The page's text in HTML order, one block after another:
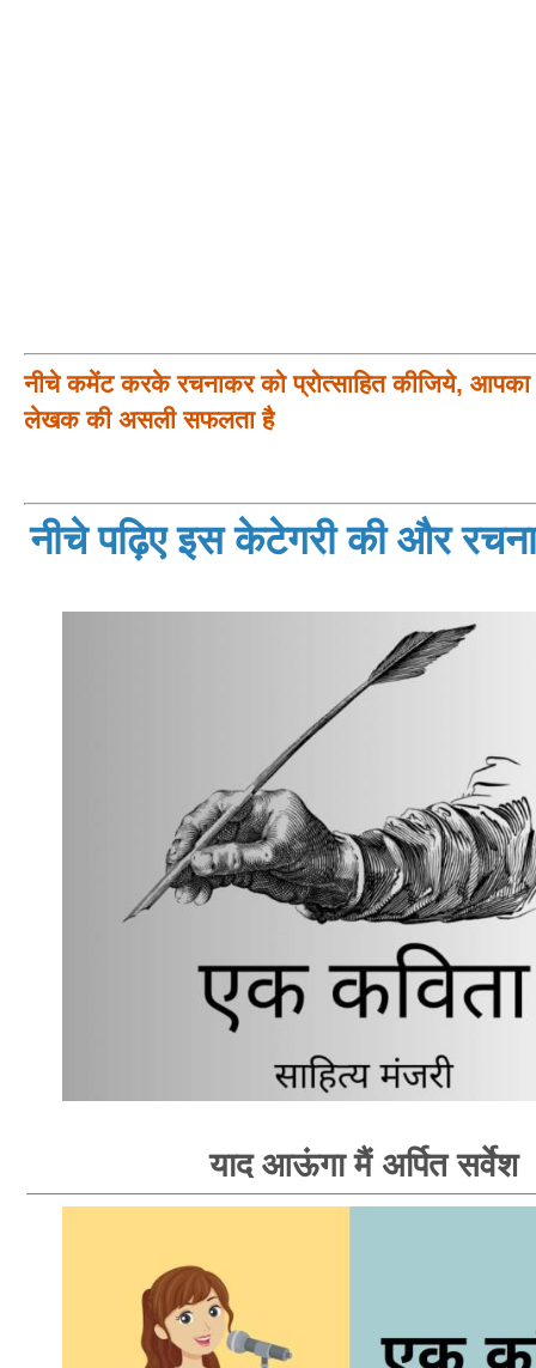
नीचे कमेंट करके रचनाकर को प्रोत्साहित कीजिये, आपका
लेखक की असली सफलता है
नीचे पढ़िए इस केटेगरी की और
याद आऊंगा मैं अर्पित सर्वेश